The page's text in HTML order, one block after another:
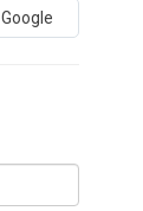
Google